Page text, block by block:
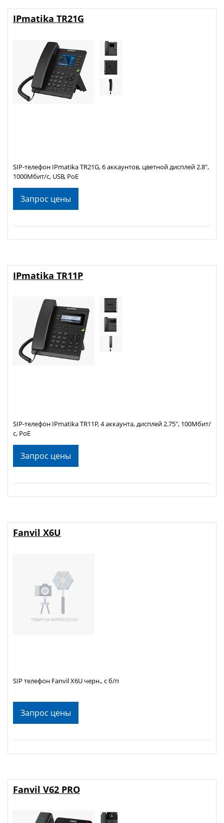
Запрос цены
IPmatika TR21G
SIP-телефон IPmatika TR21G, 6 аккаунтов, цветной дисплей 2.8",
1000Мбит/с, USB, PoE
Запрос цены
IPmatika TR11P
SIP-телефон IPmatika TR11P, 4 аккаунта, дисплей 2.75", 100Мбит/
с, PoE
Запрос цены
Fanvil X6U
SIP телефон Fanvil X6U черн., с б/п
Fanvil V62 PRO